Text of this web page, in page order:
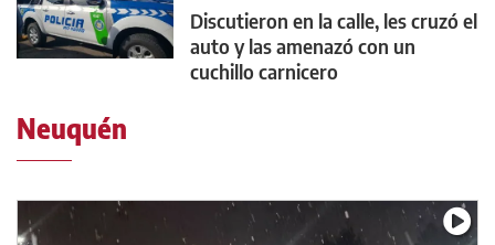
Discutieron en la calle, les cruzó el
auto y las amenazó con un
cuchillo carnicero
Neuquén